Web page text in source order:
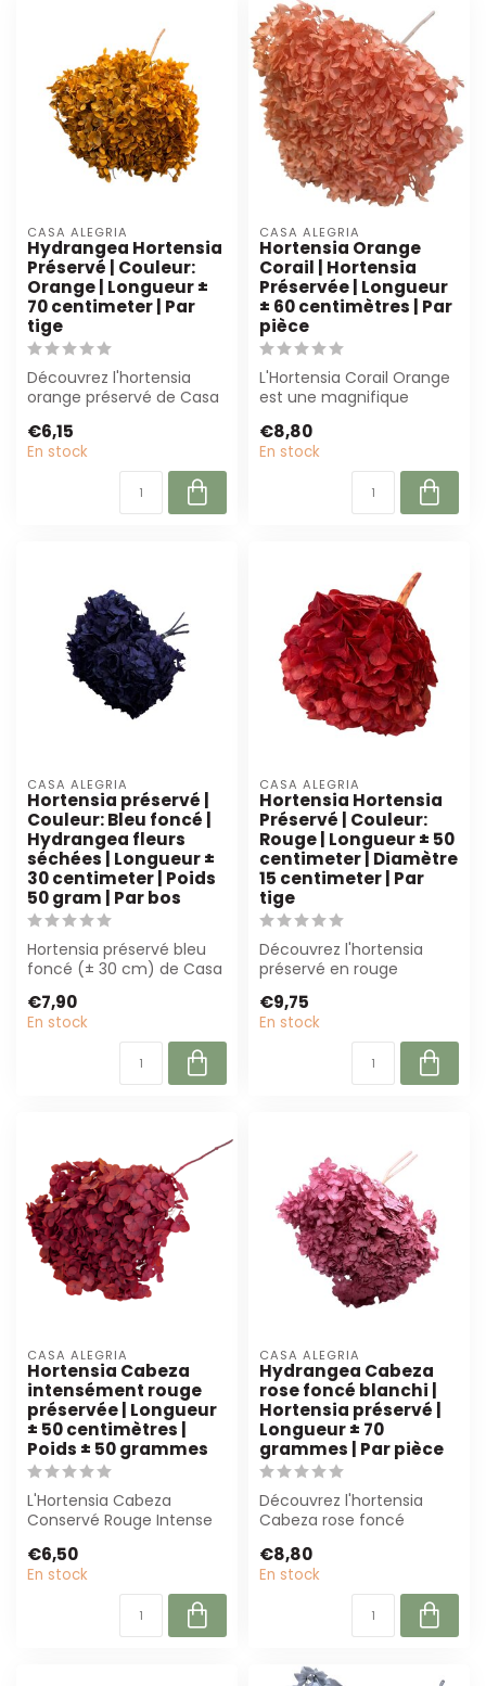
CASA ALEGRIA
Hydrangea Hortensia
Préservé | Couleur:
Orange | Longueur ±
70 centimeter | Par
tige
Découvrez l'hortensia
orange préservé de Casa
longueur de 70 c...
€6,15
En stock
CASA ALEGRIA
Hortensia Orange
Corail | Hortensia
Préservée | Longueur
± 60 centimètres | Par
pièce
L'Hortensia Corail Orange
est une magnifique
une couleu...
€8,80
En stock
CASA ALEGRIA
Hortensia préservé |
Couleur: Bleu foncé |
Hydrangea fleurs
séchées | Longueur ±
30 centimeter | Poids
50 gram | Par bos
Hortensia préservé bleu
foncé (± 30 cm) de Casa
couleu...
€7,90
En stock
CASA ALEGRIA
Hortensia Hortensia
Préservé | Couleur:
Rouge | Longueur ± 50
centimeter | Diamètre
15 centimeter | Par
tige
Découvrez l'hortensia
préservé en rouge
longueur de 50 cm et u...
€9,75
En stock
CASA ALEGRIA
Hortensia Cabeza
intensément rouge
préservée | Longueur
± 50 centimètres |
Poids ± 50 grammes
L'Hortensia Cabeza
Conservé Rouge Intense
une couleur ric...
€6,50
En stock
CASA ALEGRIA
Hydrangea Cabeza
rose foncé blanchi |
Hortensia préservé |
Longueur ± 70
grammes | Par pièce
Découvrez l'hortensia
Cabeza rose foncé
Cet hortensia p...
€8,80
En stock